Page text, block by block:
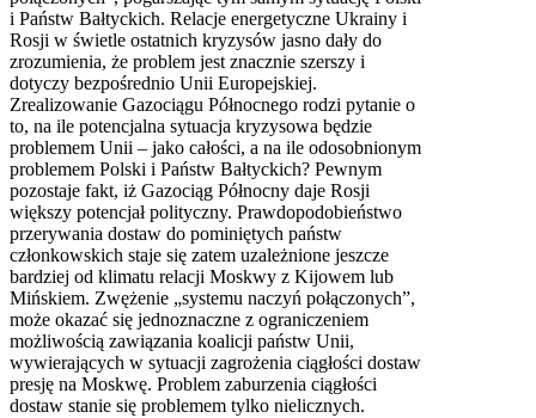
i Państw Bałtyckich. Relacje energetyczne Ukrainy i
Rosji w świetle ostatnich kryzysów jasno dały do
zrozumienia, że problem jest znacznie szerszy i
dotyczy bezpośrednio Unii Europejskiej.
Zrealizowanie Gazociągu Północnego rodzi pytanie o
to, na ile potencjalna sytuacja kryzysowa będzie
problemem Unii – jako całości, a na ile odosobnionym
problemem Polski i Państw Bałtyckich? Pewnym
pozostaje fakt, iż Gazociąg Północny daje Rosji
większy potencjał polityczny. Prawdopodobieństwo
przerywania dostaw do pominiętych państw
członkowskich staje się zatem uzależnione jeszcze
bardziej od klimatu relacji Moskwy z Kijowem lub
Mińskiem. Zwężenie „systemu naczyń połączonych”,
może okazać się jednoznaczne z ograniczeniem
możliwością zawiązania koalicji państw Unii,
wywierających w sytuacji zagrożenia ciągłości dostaw
presję na Moskwę. Problem zaburzenia ciągłości
dostaw stanie się problemem tylko nielicznych.